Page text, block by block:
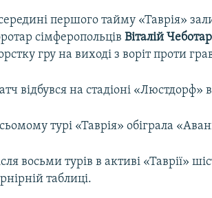
першого тайму «Таврія»
сімферопольцівВіталій
гру на виході з воріт проти
відбувся на стадіоні «Люстдорф»
турі «Таврія» обіграла
восьми турів в активі «Таврії»
таблиці.